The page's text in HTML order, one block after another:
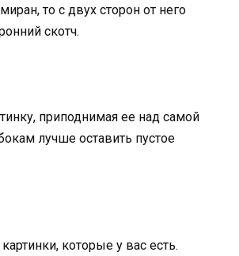
то с двух сторон от него
скотч.
приподнимая ее над самой
лучше оставить пустое
которые у вас есть.